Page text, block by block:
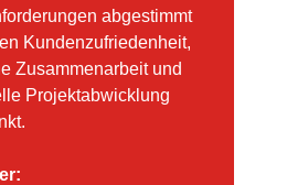
abgestimmt
Kundenzufriedenheit,
Zusammenarbeit und
Projektabwicklung